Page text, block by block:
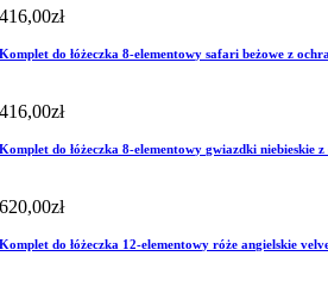
416,00zł
Komplet do łóżeczka 8-elementowy safari beżowe z
416,00zł
Komplet do łóżeczka 8-elementowy gwiazdki niebieskie
620,00zł
Komplet do łóżeczka 12-elementowy róże angielskie